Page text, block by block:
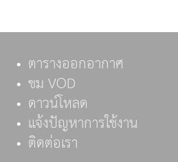
ตารางออกอากาศ
ชม VOD
ดาวน์โหลด
แจ้งปัญหาการใช้งาน
ติดต่อเรา